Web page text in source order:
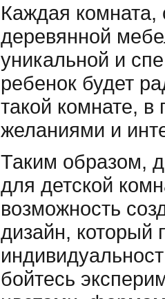
Каждая комната,
деревянной
уникальной и
ребенок будет
такой комнате, в
желаниями и
Таким образом,
для детской
возможность
дизайн, который
бойтесь